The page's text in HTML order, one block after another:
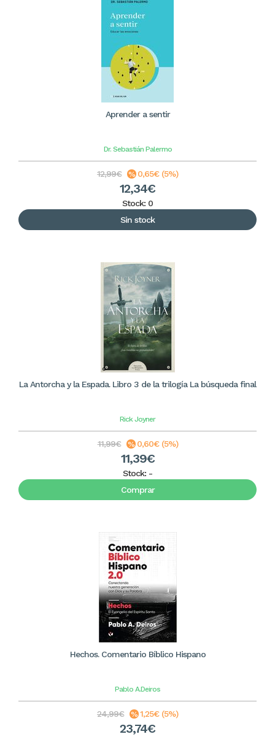
Aprender a sentir
Dr. Sebastián Palermo
12,99€ 0,65€ (5%)
12,34€
Stock: 0
Sin stock
La Antorcha y la Espada. Libro 3 de la trilogía La búsqueda final
Rick Joyner
11,99€ 0,60€ (5%)
11,39€
Stock: -
Comprar
Hechos. Comentario Bíblico Hispano
Pablo A.Deiros
24,99€ 1,25€ (5%)
23,74€